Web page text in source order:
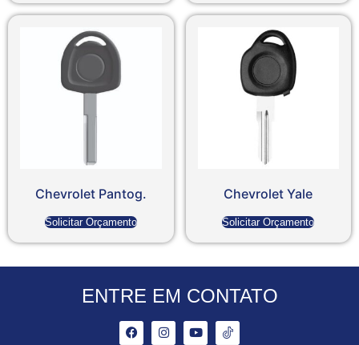
Chevrolet Pantog.
Solicitar Orçamento
Chevrolet Yale
Solicitar Orçamento
ENTRE EM CONTATO